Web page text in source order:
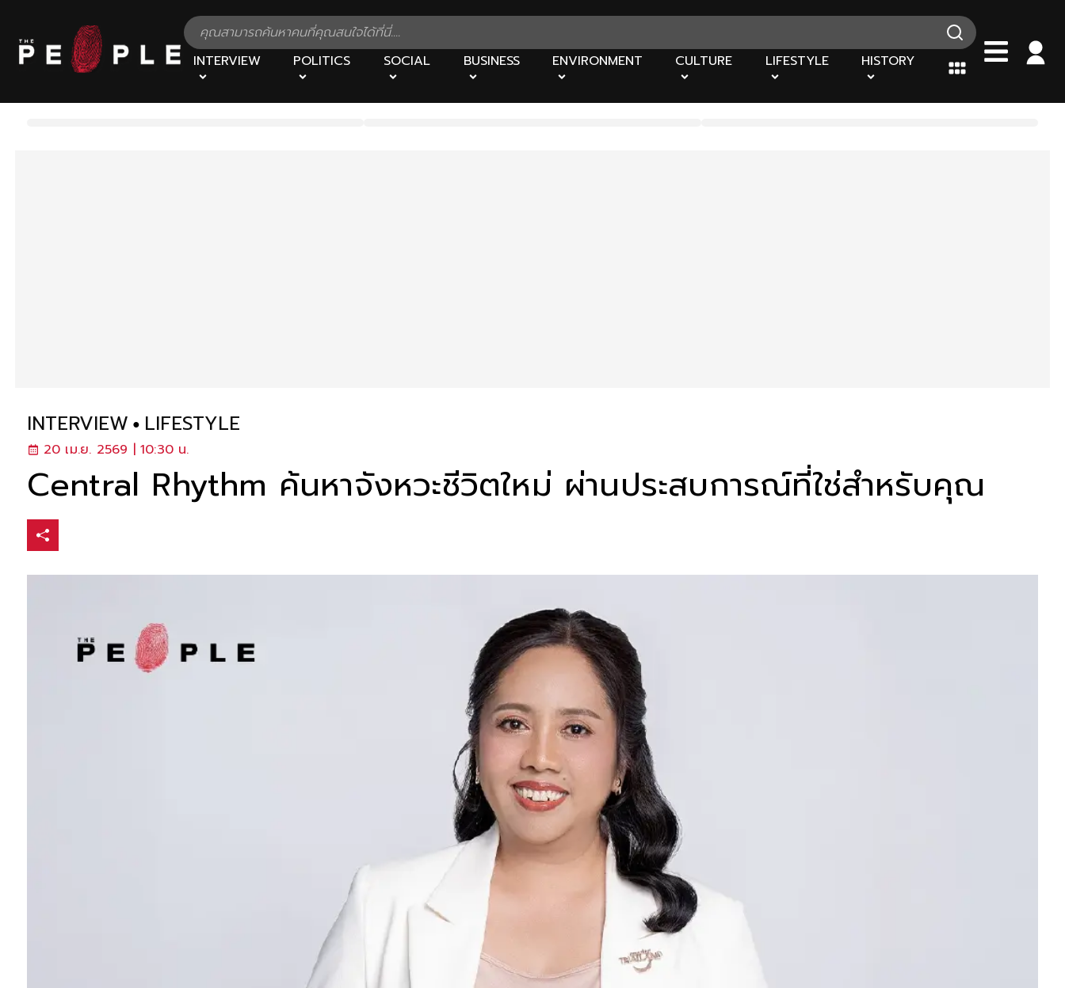
INTERVIEW POLITICS SOCIAL BUSINESS ENVIRONMENT CULTURE LIFESTYLE HISTORY
INTERVIEW LIFESTYLE
20 เม.ย. 2569 | 10:30 น.
Central Rhythm ค้นหาจังหวะชีวิตใหม่ ผ่านประสบการณ์ที่ใช่สำหรับคุณ